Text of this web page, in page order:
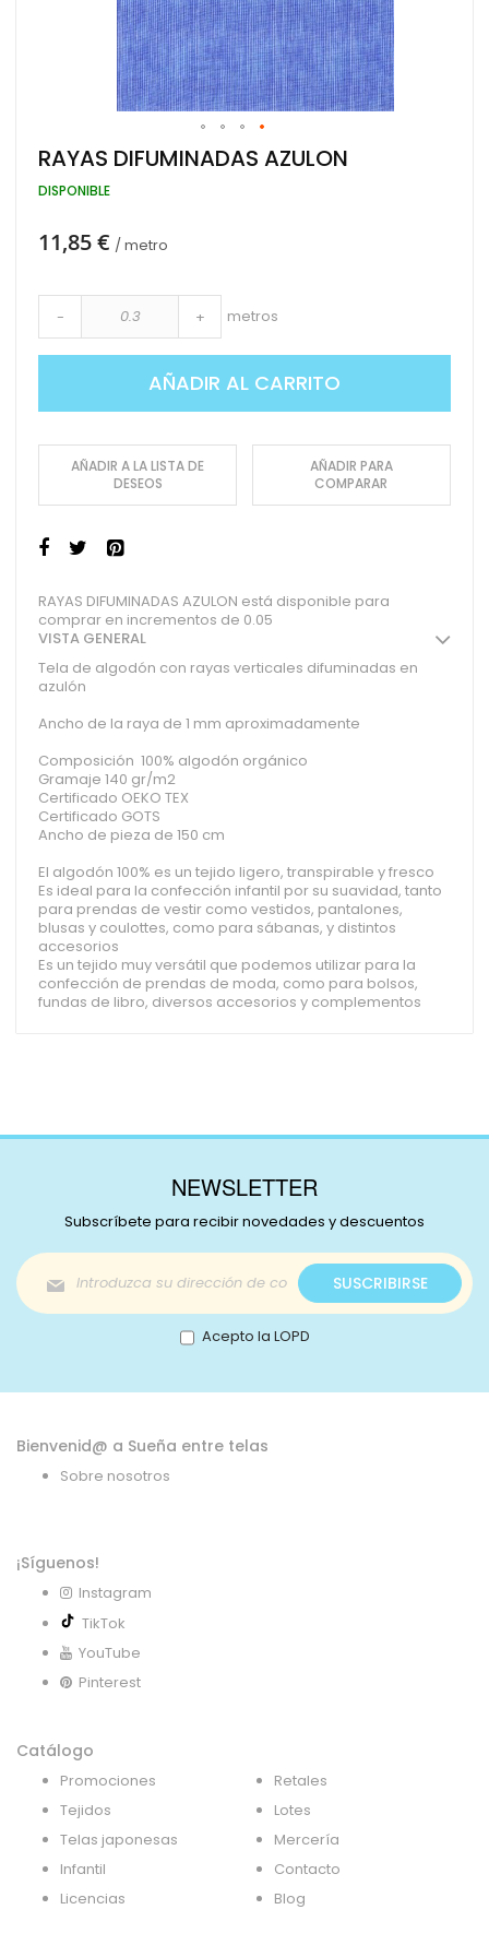
Saltar
al
comienzo
galería
RAYAS DIFUMINADAS AZULON
DISPONIBLE
11,85 € / metro
- + metros
AÑADIR AL CARRITO
AÑADIR A LA LISTA DE
DESEOS
AÑADIR PARA
COMPARAR
RAYAS DIFUMINADAS AZULON está disponible para
comprar en incrementos de 0.05
VISTA GENERAL
Tela de algodón con rayas verticales difuminadas en
azulón
Ancho de la raya de 1 mm aproximadamente
Composición 100% algodón orgánico
Gramaje 140 gr/m2
Certificado OEKO TEX
Certificado GOTS
Ancho de pieza de 150 cm
El algodón 100% es un tejido ligero, transpirable y fresco
Es ideal para la confección infantil por su suavidad, tanto
para prendas de vestir como vestidos, pantalones,
blusas y coulottes, como para sábanas, y distintos
accesorios
Es un tejido muy versátil que podemos utilizar para la
confección de prendas de moda, como para bolsos,
fundas de libro, diversos accesorios y complementos
NEWSLETTER
Subscríbete para recibir novedades y descuentos
Inscríbase
a
nuestro
boletín
de
SUSCRIBIRSE
Acepto la LOPD
Bienvenid@ a Sueña entre telas
Sobre nosotros
¡Síguenos!
Instagram
TikTok
YouTube
Pinterest
Catálogo
Promociones
Tejidos
Telas japonesas
Infantil
Licencias
Retales
Lotes
Mercería
Contacto
Blog